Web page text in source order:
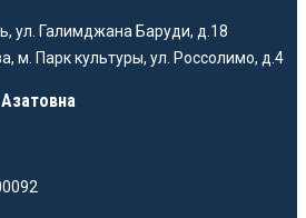
ул. Галимджана Баруди, д.18
м. Парк культуры, ул. Россолимо, д.4